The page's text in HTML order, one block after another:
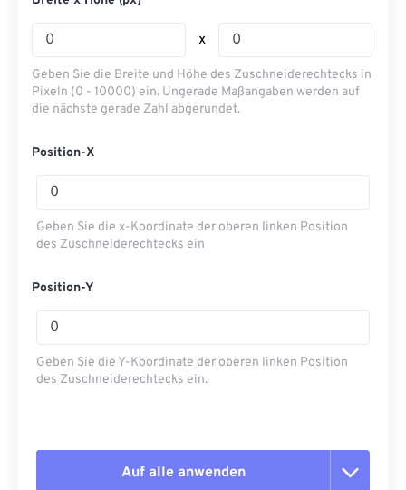
x
Geben Sie die Breite und Höhe des Zuschneiderechtecks ​​in
Pixeln (0 - 10000) ein. Ungerade Maßangaben werden auf
die nächste gerade Zahl abgerundet.
Position-X
Geben Sie die x-Koordinate der oberen linken Position
des Zuschneiderechtecks ​​ein
Position-Y
Geben Sie die Y-Koordinate der oberen linken Position
des Zuschneiderechtecks ​​ein.
Auf alle anwenden